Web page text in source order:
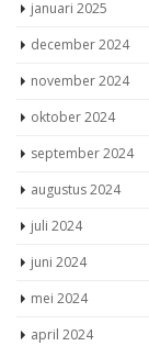
januari 2025
december 2024
november 2024
oktober 2024
september 2024
augustus 2024
juli 2024
juni 2024
mei 2024
april 2024